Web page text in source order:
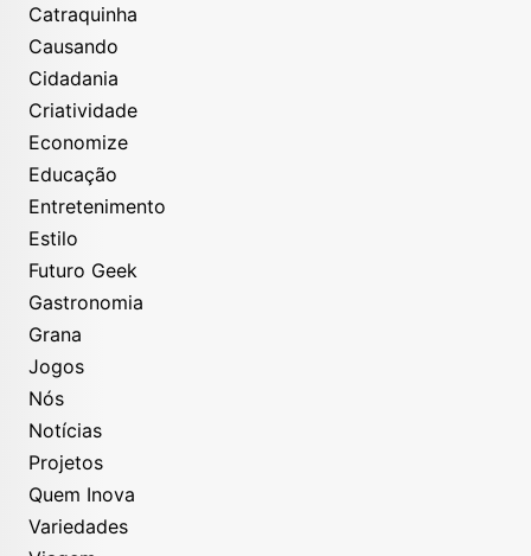
Catraquinha
Causando
Cidadania
Criatividade
Economize
Educação
Entretenimento
Estilo
Futuro Geek
Gastronomia
Grana
Jogos
Nós
Notícias
Projetos
Quem Inova
Variedades